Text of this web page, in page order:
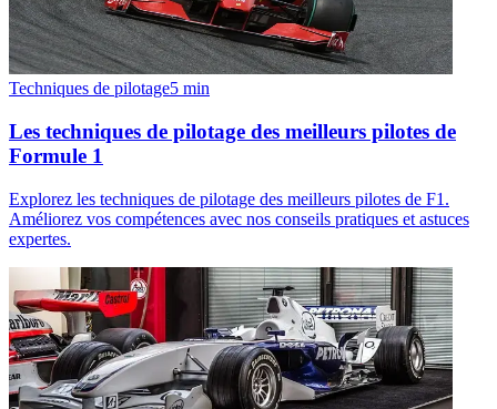
Techniques de pilotage5 min
Les techniques de pilotage des meilleurs pilotes de
Formule 1
Explorez les techniques de pilotage des meilleurs pilotes de F1.
Améliorez vos compétences avec nos conseils pratiques et astuces
expertes.